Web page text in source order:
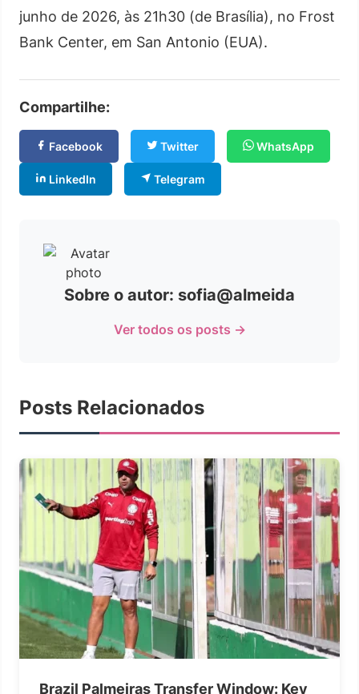
junho de 2026, às 21h30 (de Brasília), no Frost
Bank Center, em San Antonio (EUA).
Compartilhe:
Facebook Twitter WhatsApp
LinkedIn Telegram
Sobre o autor: sofia@almeida
Ver todos os posts →
Posts Relacionados
Brazil Palmeiras Transfer Window: Key